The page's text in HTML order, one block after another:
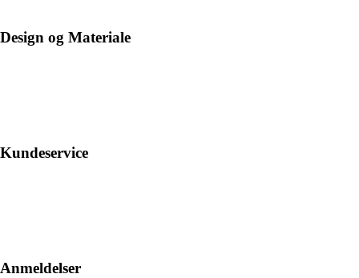
Design og Materiale
Kundeservice
Anmeldelser